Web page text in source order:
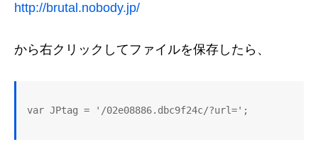
http://brutal.nobody.jp/
から右クリックしてファイルを保存したら、